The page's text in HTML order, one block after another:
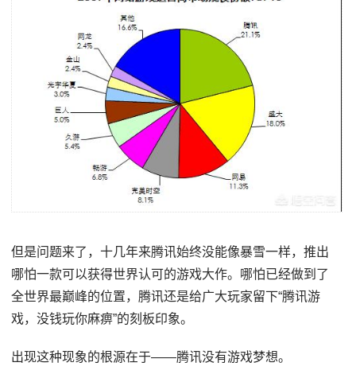
但是问题来了，十几年来腾讯始终没能像暴雪一样，推出
哪怕一款可以获得世界认可的游戏大作。哪怕已经做到了
全世界最巅峰的位置，腾讯还是给广大玩家留下“腾讯游
戏，没钱玩你麻痹”的刻板印象。
出现这种现象的根源在于——腾讯没有游戏梦想。